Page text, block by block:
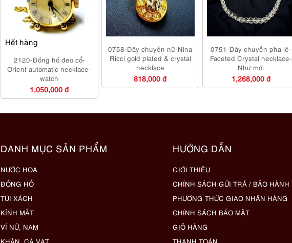
Hết hàng
2120-Đồng hồ đeo cổ-
Orient automatic necklace-
watch
1,050,000 đ
0758-Dây chuyền nữ-Nina
Ricci gold plated & crystal
necklace
818,000 đ
0751-Dây chuyền pha lê-
Faceted Crystal necklace-
Như mới
1,268,000 đ
DANH MỤC SẢN PHẨM
NƯỚC HOA
ĐỒNG HỒ
TÚI XÁCH
KÍNH MẮT
VÍ NỮ, NAM
KHĂN, CÀ VẠT
HƯỚNG DẪN
GIỚI THIỆU
CHÍNH SÁCH GỬI TRẢ / BẢO HÀNH
PHƯƠNG THỨC GIAO NHẬN HÀNG
CHÍNH SÁCH BẢO MẬT
GIỎ HÀNG
THANH TOÁN